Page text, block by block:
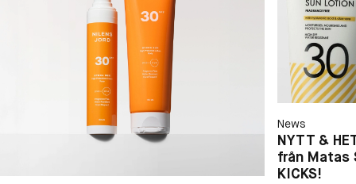
News
NYTT &
från Matas
KICKS!